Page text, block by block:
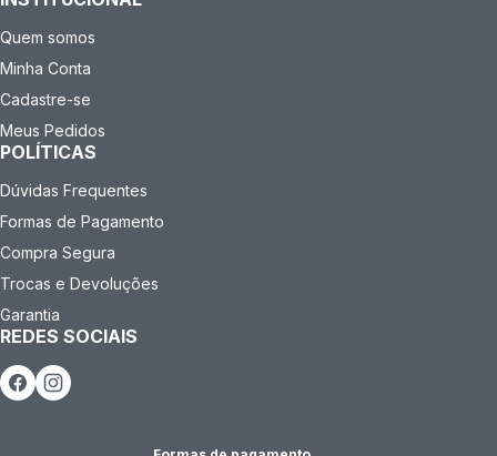
Quem somos
Minha Conta
Cadastre-se
Meus Pedidos
POLÍTICAS
Dúvidas Frequentes
Formas de Pagamento
Compra Segura
Trocas e Devoluções
Garantia
REDES SOCIAIS